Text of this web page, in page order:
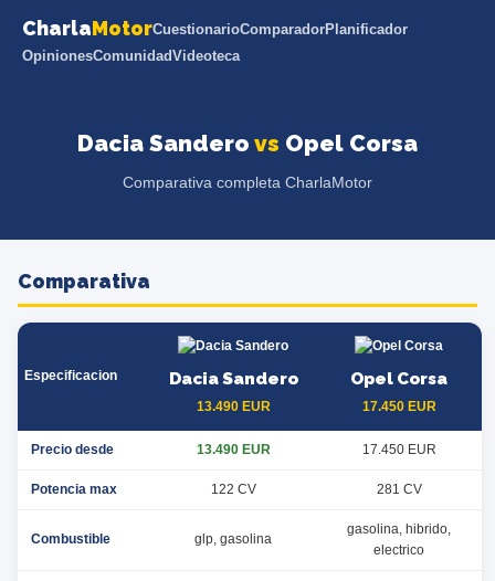
CharlaMotorCuestionarioComparadorPlanificador
OpinionesComunidadVideoteca
Dacia Sandero vs Opel Corsa
Comparativa completa CharlaMotor
Comparativa
Especificacion Dacia Sandero
13.490 EUR
Opel Corsa
17.450 EUR
Precio desde 13.490 EUR 17.450 EUR
Potencia max 122 CV 281 CV
Combustible glp, gasolina
gasolina, hibrido,
electrico